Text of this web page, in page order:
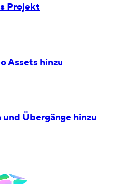
Projekt
Assets hinzu
Übergänge hinzu